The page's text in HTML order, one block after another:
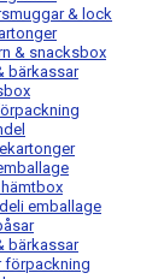
& lock
& snacksbox
bärkassar
emballage
bärkassar
förpackning